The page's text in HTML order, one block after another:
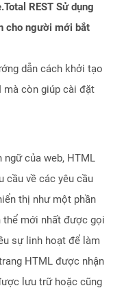
REST Sử dụng
cho người mới bắt
dẫn cách khởi tạo
mà còn giúp cài đặt
của web, HTML
cầu về các yêu cầu
thị như một phần
thể mới nhất được gọi
sự linh hoạt để làm
HTML được nhận
lưu trữ hoặc cũng